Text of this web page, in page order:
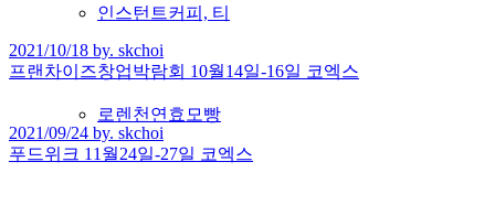
인스턴트커피, 티
로렌천연효모빵
2021/10/18 by. skchoi
프랜차이즈창업박람회 10월14일-16일 코엑스
2021/09/24 by. skchoi
푸드위크 11월24일-27일 코엑스